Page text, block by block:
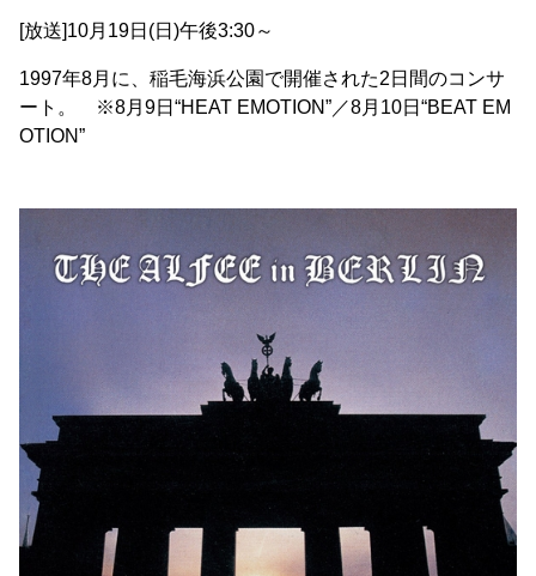
[放送]10月19日(日)午後3:30～
1997年8月に、稲毛海浜公園で開催された2日間のコンサ
ート。 ※8月9日“HEAT EMOTION”／8月10日“BEAT EM
OTION”